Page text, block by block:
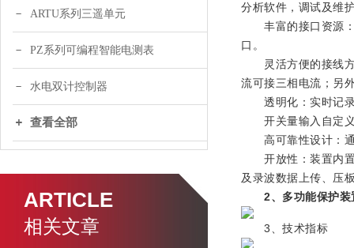
ARTU系列三遥单元
PZ系列可编程智能电测表
水电双计控制器
查看全部
ARTICLE
相关文章
分析软件，调试及维
丰富的接口资源：4
口。
灵活方便的接线方
流可接三相电流；另
透明化：实时记录
开关量输入自定义
高可靠性设计：通
开放性：装置内置
及录波数据上传、压
2、 多功能保护
3、技术指标